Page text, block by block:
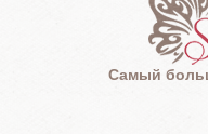
Самый